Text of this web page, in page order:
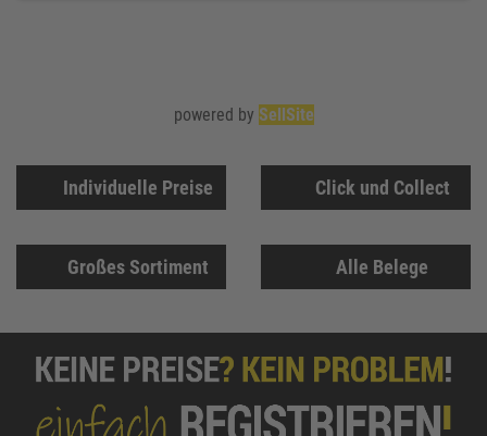
Individuelle Preise Click und Collect
Großes Sortiment Alle Belege
powered by SellSite